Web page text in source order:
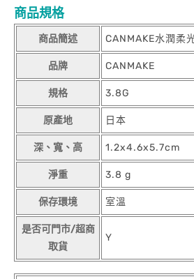
商品規格
商品簡述 CANMAKE水潤柔
品牌 CANMAKE
規格 3.8G
原產地 日本
深、寬、高 1.2x4.6x5.7cm
淨重 3.8 g
保存環境 室溫
是否可門市/超商
取貨
Y